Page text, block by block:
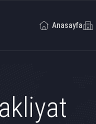
Anasayfa